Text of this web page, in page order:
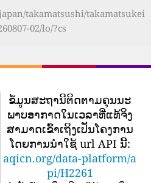
takamatsushi/takamatsukei
02/lo/?cs
ຂໍ້​ມູນ​ສະ​ຖາ​ນີ​ຕິດ​ຕາມ​ຄຸນ​ນະ​
ພາບ​ອາ​ກາດ​ໃນ​ເວ​ລາ​ທີ່​ແທ້​ຈິງ​
ສາ​ມາດ​ເຂົ້າ​ເຖິງ​ເປັນ​ໂຄງ​ການ​
ໂດຍ​ການ​ນໍາ​ໃຊ້ url API ນີ້​:
aqicn.org/data-platform/a
pi/H2261